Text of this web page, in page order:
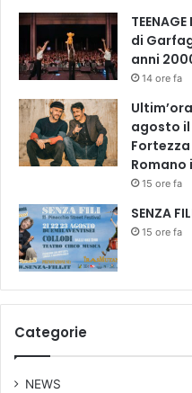
di
anni
14 ore fa
agosto
Romano
15 ore fa
SENZA
15 ore fa
Categorie
NEWS